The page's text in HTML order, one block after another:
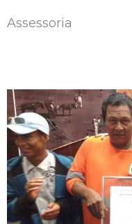
Assessoria